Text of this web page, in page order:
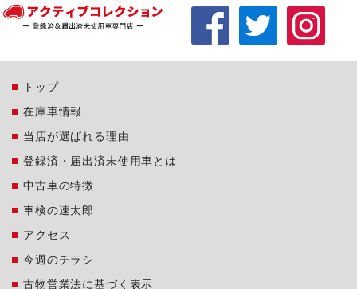
トップ
在庫車情報
当店が選ばれる理由
登録済・届出済未使用車とは
中古車の特徴
車検の速太郎
アクセス
今週のチラシ
古物営業法に基づく表示